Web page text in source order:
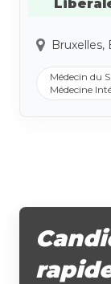
Bruxelles,
Médecin du
Médecine